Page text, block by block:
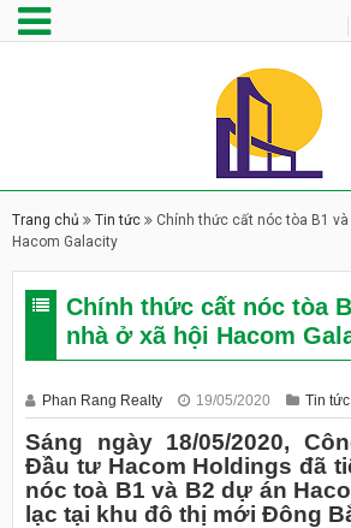
Trang chủ Tin tức
Chính thức cất nóc tòa B1
Hacom Galacity
Chính thức cất nóc tòa
nhà ở xã hội Hacom
Phan Rang Realty 19/05/2020 Tin tức
Sáng ngày 18/05/2020,
Đầu tư Hacom Holdings đã
nóc toà B1 và B2 dự án
lạc tại khu đô thị mới Đông